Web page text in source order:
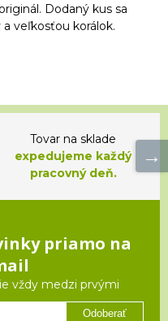
Dodaný kus sa
veľkosťou korálok.
Tovar na sklade
expedujeme každý
pracovný deň.
priamo na
vždy medzi prvými
Odoberať